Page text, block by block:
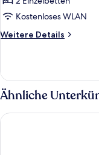
Twin
anzeigen
Kostenloses WLAN
Weitere Details
Weitere
Pool
Access
Twin
Ähnliche
SAii Laguna Phuket